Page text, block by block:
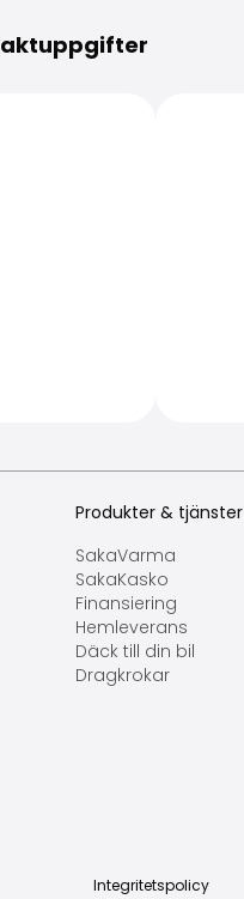
Produkter & tjänster
SakaVarma
SakaKasko
Finansiering
Hemleverans
Däck till din bil
Dragkrokar
Integritetspolicy